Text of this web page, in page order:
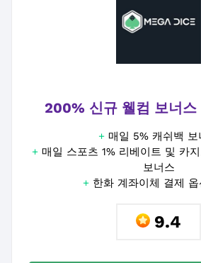
200% 신규 웰컴 보너스
+ 매일 5% 캐쉬백 보
+ 매일 스포츠 1% 리베이트 및 카
보너스
+ 한화 계좌이체 결제 옵
9.4